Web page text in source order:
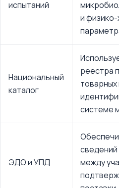
испытаний
и
Национальный
каталог
реестра
товарных
системе
ЭДО и УПД
между